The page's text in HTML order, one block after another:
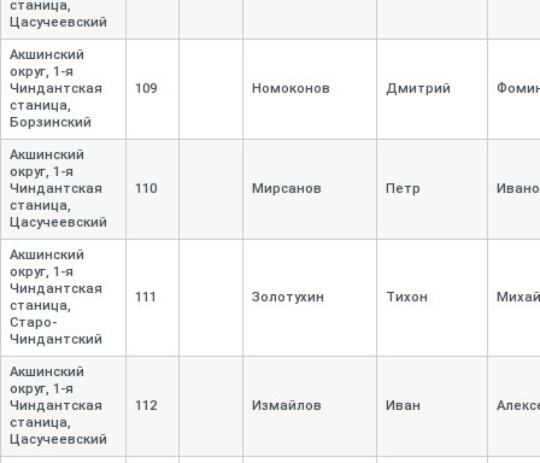
станица,
Цасучеевский
Акшинский
округ, 1-я
Чиндантская
станица,
Борзинский
109 Номоконов Дмитрий
Акшинский
округ, 1-я
Чиндантская
станица,
Цасучеевский
110 Мирсанов Петр
Акшинский
округ, 1-я
Чиндантская
станица,
Старо-
Чиндантский
111 Золотухин Тихон
Акшинский
округ, 1-я
Чиндантская
станица,
Цасучеевский
112 Измайлов Иван